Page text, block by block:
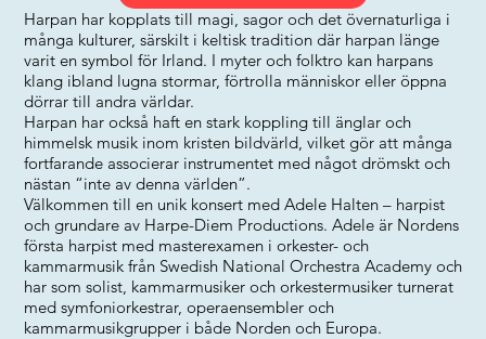
Harpan har kopplats till magi, sagor och det övernaturliga i
många kulturer, särskilt i keltisk tradition där harpan länge
varit en symbol för Irland. I myter och folktro kan harpans
klang ibland lugna stormar, förtrolla människor eller öppna
dörrar till andra världar.
Harpan har också haft en stark koppling till änglar och
himmelsk musik inom kristen bildvärld, vilket gör att många
fortfarande associerar instrumentet med något drömskt och
nästan “inte av denna världen”.
Välkommen till en unik konsert med Adele Halten – harpist
och grundare av Harpe-Diem Productions. Adele är Nordens
första harpist med masterexamen i orkester- och
kammarmusik från Swedish National Orchestra Academy och
har som solist, kammarmusiker och orkestermusiker turnerat
med symfoniorkestrar, operaensembler och
kammarmusikgrupper i både Norden och Europa.